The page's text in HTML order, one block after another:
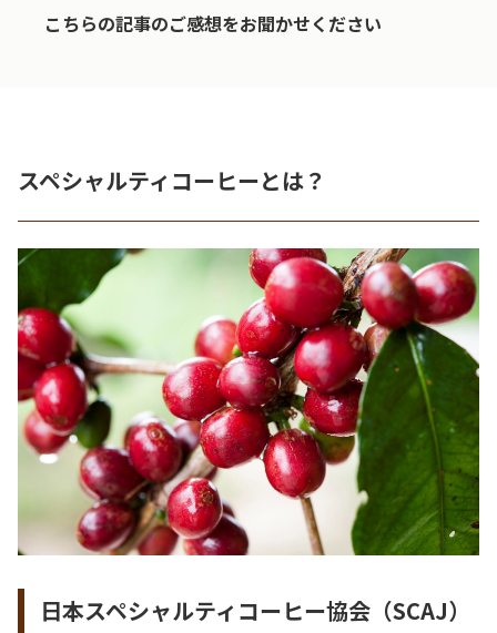
こちらの記事のご感想をお聞かせください
スペシャルティコーヒーとは？
日本スペシャルティコーヒー協会（SCAJ）